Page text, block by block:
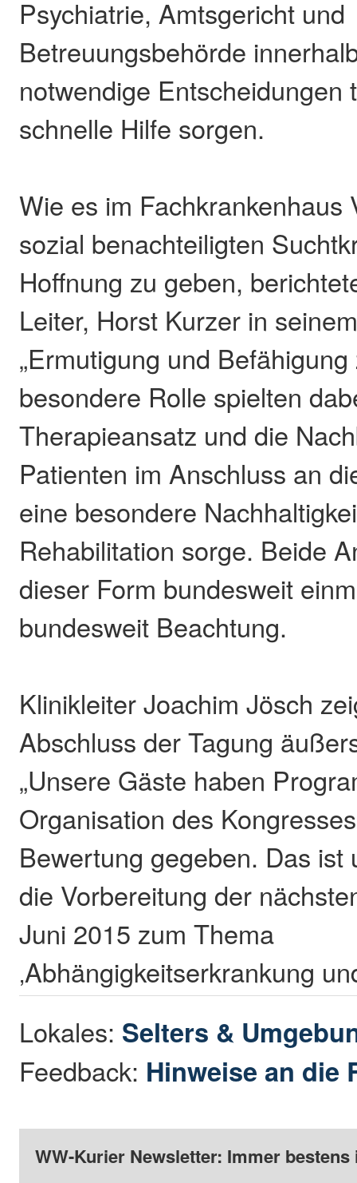
Psychiatrie, Amtsgericht und
Betreuungsbehörde
notwendige Entscheidungen
schnelle Hilfe sorgen.
Wie es im Fachkrankenhaus
sozial benachteiligten
Hoffnung zu geben,
Leiter, Horst Kurzer in
„Ermutigung und
besondere Rolle spielten
Therapieansatz und die
Patienten im Anschluss an
eine besondere
Rehabilitation sorge. Beide
dieser Form bundesweit
bundesweit Beachtung.
Klinikleiter Joachim Jösch
Abschluss der Tagung
„Unsere Gäste haben
Organisation des
Bewertung gegeben. Das ist
die Vorbereitung der
Juni 2015 zum Thema
‚Abhängigkeitserkrankung
Lokales: Selters &
Feedback: Hinweise an die
WW-Kurier Newsletter: Immer